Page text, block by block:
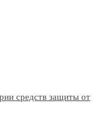
средств защиты от